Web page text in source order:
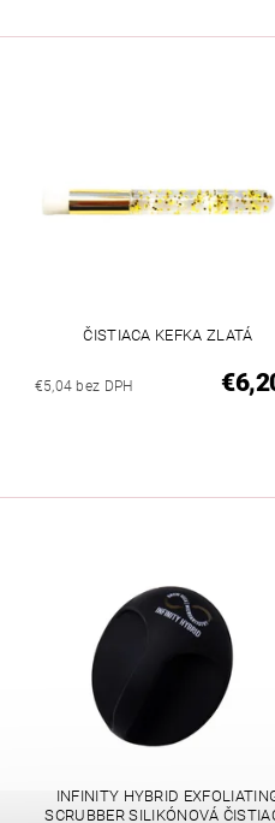
ČISTIACA KEFKA ZLATÁ
€5,04 bez DPH
INFINITY HYBRID
SCRUBBER SILIKÓNOVÁ